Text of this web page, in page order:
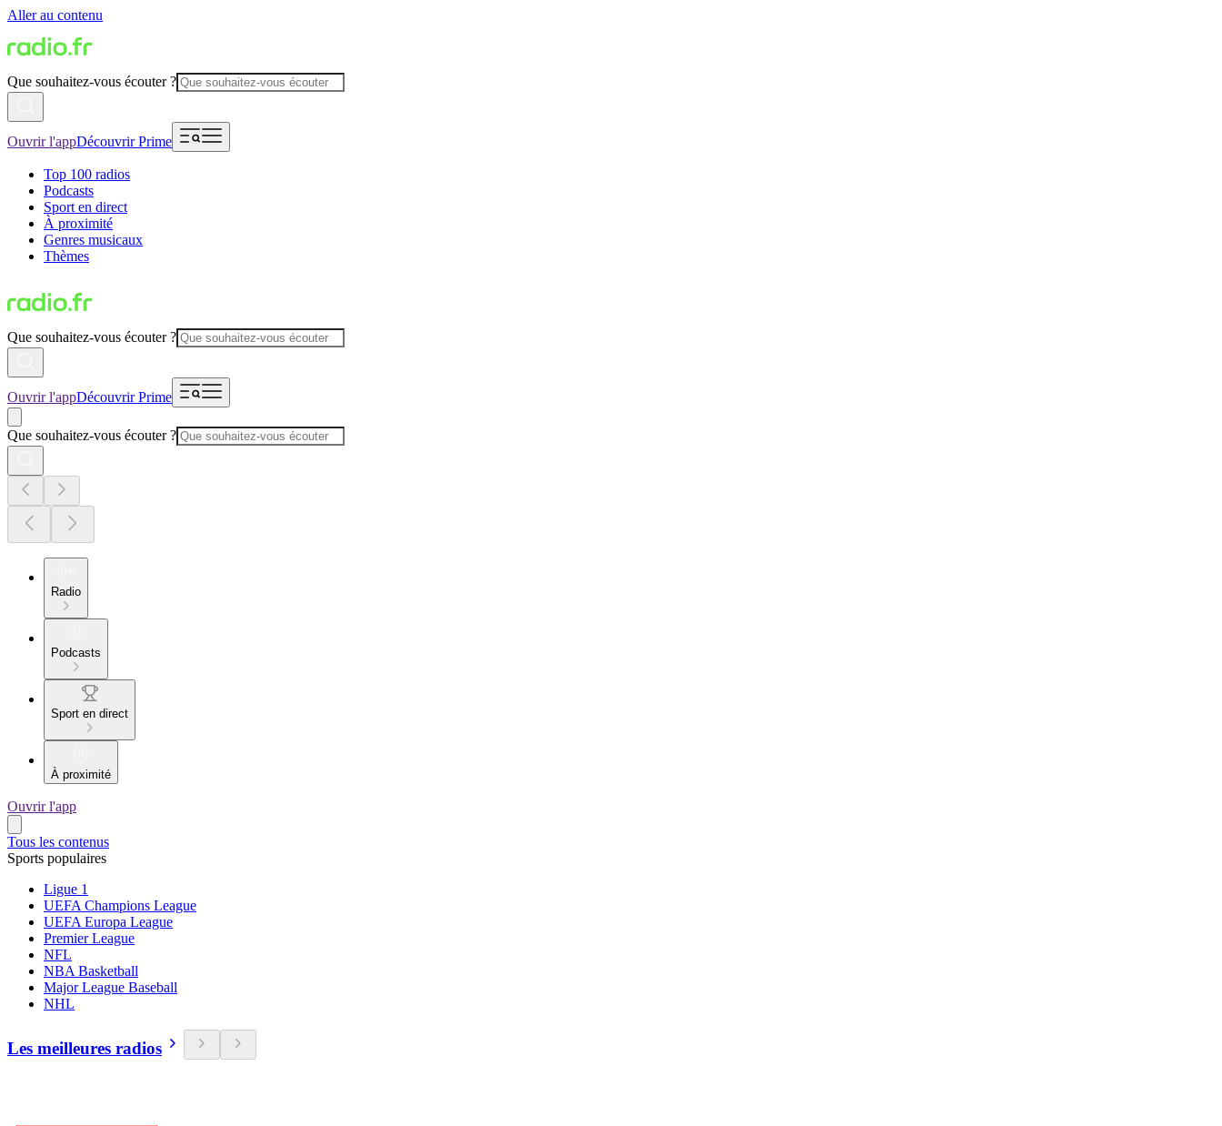
Aller au contenu
Que souhaitez-vous écouter ?
Ouvrir l'appDécouvrir Prime
Top 100 radios
Podcasts
Sport en direct
À proximité
Genres musicaux
Thèmes
Que souhaitez-vous écouter ?
Ouvrir l'appDécouvrir Prime
Que souhaitez-vous écouter ?
Radio
Podcasts
Sport en direct
À proximité
Ouvrir l'app
Tous les contenus
Sports populaires
Ligue 1
UEFA Champions League
UEFA Europa League
Premier League
NFL
NBA Basketball
Major League Baseball
NHL
Les meilleures radios